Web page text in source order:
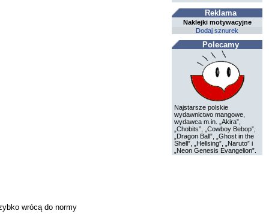
wrócą do normy
Reklama
Naklejki motywacyjne
Dodaj sznurek
Polecamy
Najstarsze polskie
wydawnictwo mangowe,
wydawca m.in. „Akira”,
„Chobits”, „Cowboy Bebop”,
„Dragon Ball”, „Ghost in the
Shell”, „Hellsing”, „Naruto” i
„Neon Genesis Evangelion”.